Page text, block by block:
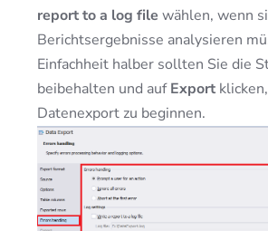
report to a log file wählen, wenn
Berichtsergebnisse analysieren
Einfachheit halber sollten Sie die
beibehalten und aufExport
Datenexport zu beginnen.